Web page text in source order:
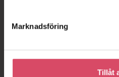
Marknadsföring
Tillåt